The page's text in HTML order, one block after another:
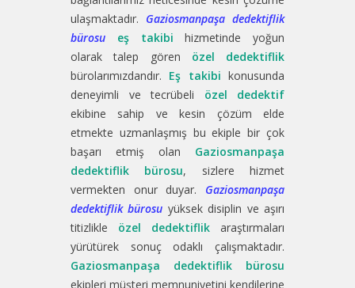
ulaşmaktadır. Gaziosmanpaşa dedektiflik
bürosu
eş takibi hizmetinde yoğun
olarak talep gören özel dedektiflik
bürolarımızdandır. Eş takibi konusunda
deneyimli ve tecrübeli özel dedektif
ekibine sahip ve kesin çözüm elde
etmekte uzmanlaşmış bu ekiple bir çok
başarı etmiş olan Gaziosmanpaşa
dedektiflik bürosu, sizlere hizmet
vermekten onur duyar. Gaziosmanpaşa
dedektiflik bürosu yüksek disiplin ve aşırı
titizlikle özel dedektiflik araştırmaları
yürütürek sonuç odaklı çalışmaktadır.
Gaziosmanpaşa dedektiflik bürosu
ekipleri müşteri memnuniyetini kendilerine